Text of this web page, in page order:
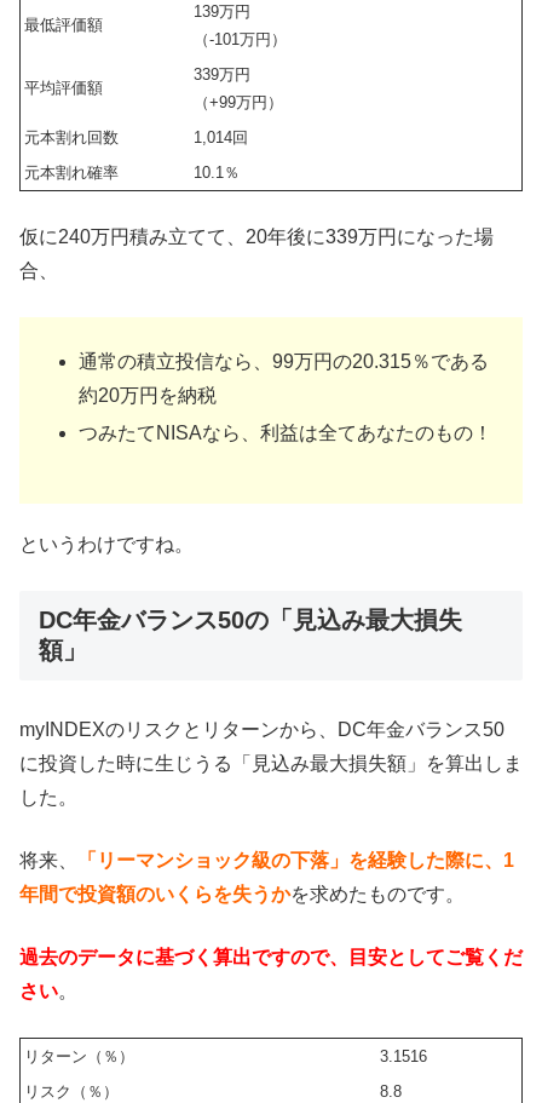
最低評価額
139万円
（-101万円）
平均評価額
339万円
（+99万円）
元本割れ回数
1,014回
元本割れ確率
10.1％
仮に240万円積み立てて、20年後に339万円になった場
合、
通常の積立投信なら、99万円の20.315％である
約20万円を納税
つみたてNISAなら、利益は全てあなたのもの！
というわけですね。
DC年金バランス50の「見込み最大損失
額」
myINDEXのリスクとリターンから、DC年金バランス50
に投資した時に生じうる「見込み最大損失額」を算出しま
した。
将来、
「リーマンショック級の下落」を経験した際に、1
年間で投資額のいくらを失うかを求めたものです。
過去のデータに基づく算出ですので、目安としてご覧くだ
さい。
リターン（％）
3.1516
リスク（％）
8.8